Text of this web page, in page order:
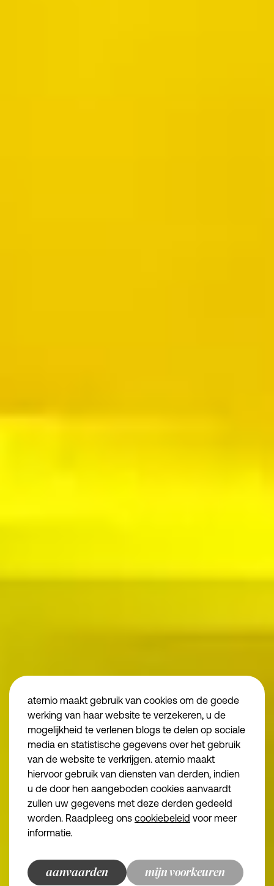
aternio maakt gebruik van cookies om de goede
werking van haar website te verzekeren, u de
mogelijkheid te verlenen blogs te delen op sociale
media en statistische gegevens over het gebruik
van de website te verkrijgen. aternio maakt
hiervoor gebruik van diensten van derden, indien
u de door hen aangeboden cookies aanvaardt
zullen uw gegevens met deze derden gedeeld
worden. Raadpleeg ons cookiebeleid voor meer
informatie.
aanvaarden mijn voorkeuren
Essentiële cookies Noodzakelijk
Functionele cookies
Analytische cookies
Marketingcookies
bewaren en doorgaan
terug naar overzicht
terug naar overzicht
terug naar overzicht
terug naar overzicht
vind ons
Algemene
Algemene
Privacybeleid
Juridische
aternio
Juridische informatie
Disclaimer
we make the road